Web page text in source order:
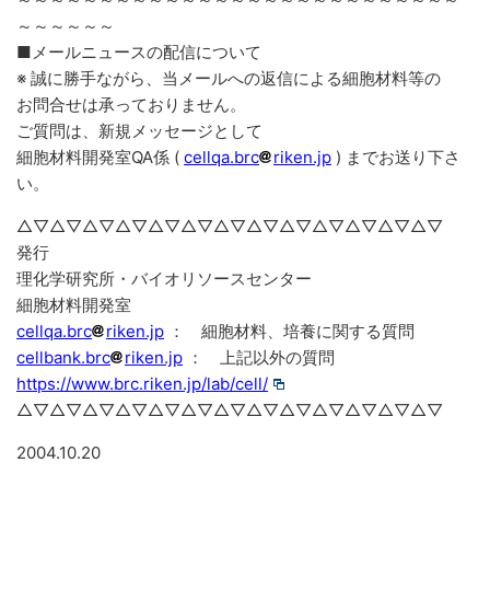
～～～～～～
■メールニュースの配信について
※ 誠に勝手ながら、当メールへの返信による細胞材料等の
お問合せは承っておりません。
ご質問は、新規メッセージとして
細胞材料開発室QA係 ( cellqa.brc riken.jp ) までお送り下さ
い。
△▽△▽△▽△▽△▽△▽△▽△▽△▽△▽△▽△▽△▽
発行
理化学研究所・バイオリソースセンター
細胞材料開発室
cellqa.brc
riken.jp ： 細胞材料、培養に関する質問
cellbank.brc
riken.jp ： 上記以外の質問
https://www.brc.riken.jp/lab/cell/
△▽△▽△▽△▽△▽△▽△▽△▽△▽△▽△▽△▽△▽
2004.10.20